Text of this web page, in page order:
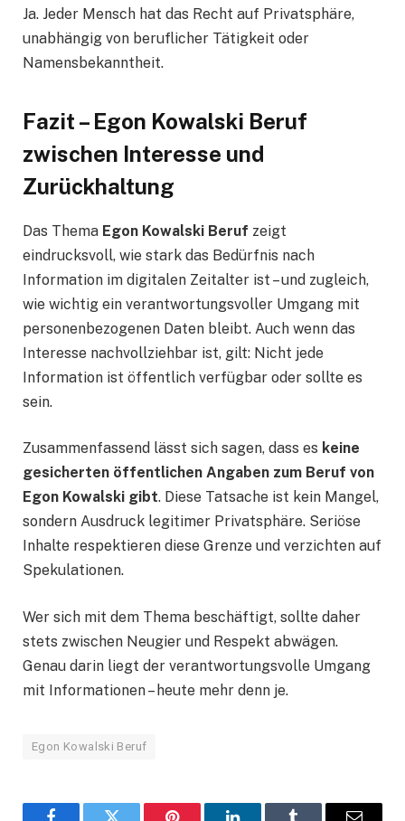
Ja. Jeder Mensch hat das Recht auf Privatsphäre,
unabhängig von beruflicher Tätigkeit oder
Namensbekanntheit.
Fazit – Egon Kowalski Beruf
zwischen Interesse und
Zurückhaltung
Das Thema Egon Kowalski Beruf zeigt
eindrucksvoll, wie stark das Bedürfnis nach
Information im digitalen Zeitalter ist – und zugleich,
wie wichtig ein verantwortungsvoller Umgang mit
personenbezogenen Daten bleibt. Auch wenn das
Interesse nachvollziehbar ist, gilt: Nicht jede
Information ist öffentlich verfügbar oder sollte es
sein.
Zusammenfassend lässt sich sagen, dass es keine
gesicherten öffentlichen Angaben zum Beruf von
Egon Kowalski gibt. Diese Tatsache ist kein Mangel,
sondern Ausdruck legitimer Privatsphäre. Seriöse
Inhalte respektieren diese Grenze und verzichten auf
Spekulationen.
Wer sich mit dem Thema beschäftigt, sollte daher
stets zwischen Neugier und Respekt abwägen.
Genau darin liegt der verantwortungsvolle Umgang
mit Informationen – heute mehr denn je.
Egon Kowalski Beruf